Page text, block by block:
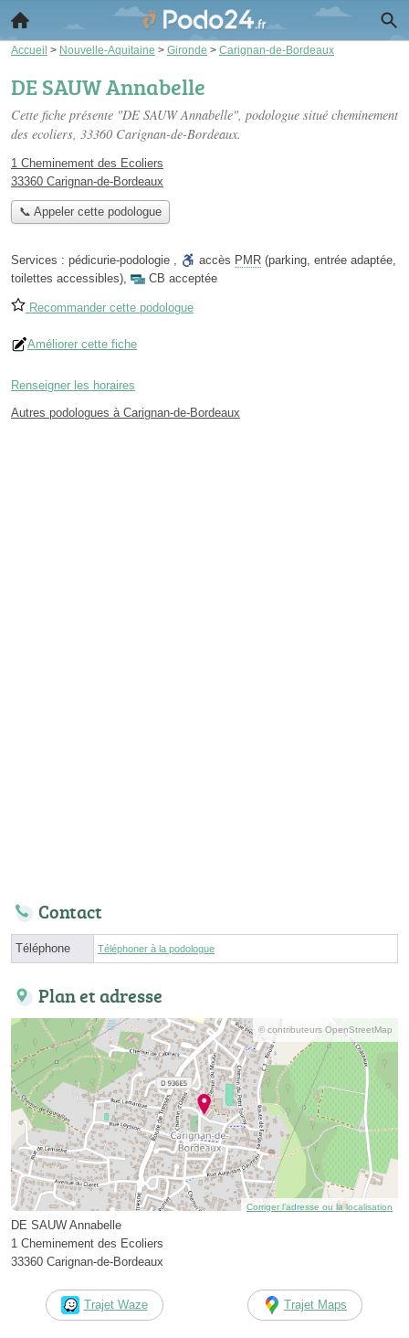
Accueil > Nouvelle-Aquitaine > Gironde > Carignan-de-Bordeaux
DE SAUW Annabelle
Cette fiche présente "DE SAUW Annabelle", podologue situé cheminement
des ecoliers, 33360 Carignan-de-Bordeaux.
1 Cheminement des Ecoliers
33360 Carignan-de-Bordeaux
📞 Appeler cette podologue
Services : pédicurie-podologie , accès PMR (parking, entrée adaptée,
toilettes accessibles), CB acceptée
Recommander cette podologue
Améliorer cette fiche
Renseigner les horaires
Autres podologues à Carignan-de-Bordeaux
Contact
Téléphone Téléphoner à la podologue
Plan et adresse
© contributeurs OpenStreetMap
Corriger l’adresse ou la localisation
DE SAUW Annabelle
1 Cheminement des Ecoliers
33360 Carignan-de-Bordeaux
Trajet Waze Trajet Maps